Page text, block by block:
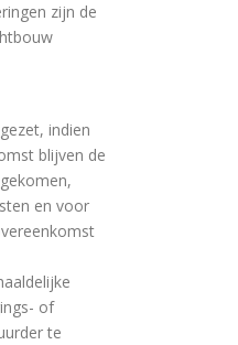
zijn de
indien
blijven de
en voor
of
te